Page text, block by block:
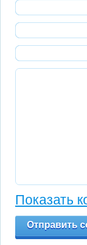
Показать
Отправить